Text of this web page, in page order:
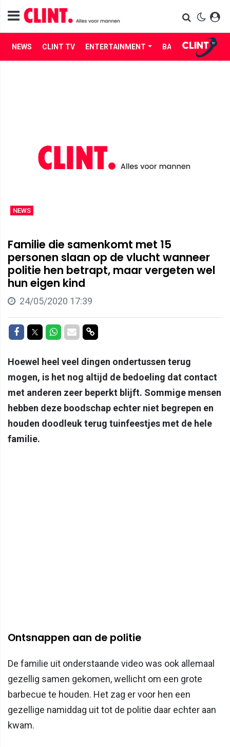
NEWS CLINT TV ENTERTAINMENT BABES LIFE
NEWS
Familie die samenkomt met 15
personen slaan op de vlucht wanneer
politie hen betrapt, maar vergeten wel
hun eigen kind
24/05/2020 17:39
Delen op Facebook
Delen op Twitter
Delen op Whatsapp
Delen via Mail
Delen via link
Hoewel heel veel dingen ondertussen terug
mogen, is het nog altijd de bedoeling dat contact
met anderen zeer beperkt blijft. Sommige mensen
hebben deze boodschap echter niet begrepen en
houden doodleuk terug tuinfeestjes met de hele
familie.
Ontsnappen aan de politie
De familie uit onderstaande video was ook allemaal
gezellig samen gekomen, wellicht om een grote
barbecue te houden. Het zag er voor hen een
gezellige namiddag uit tot de politie daar echter aan
kwam.